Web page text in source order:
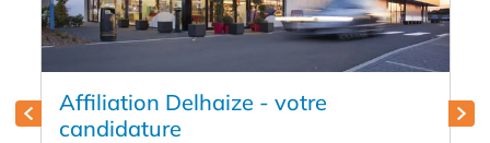
Affiliation Delhaize - votre
candidature